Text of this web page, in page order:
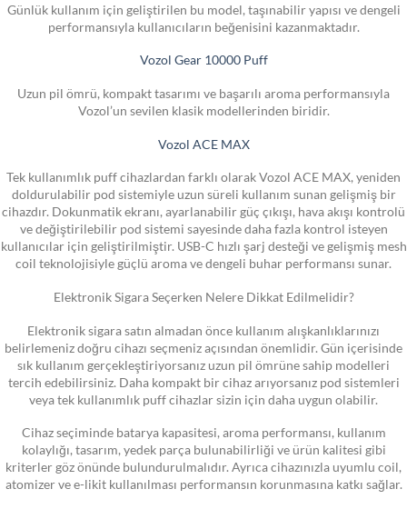
Günlük kullanım için geliştirilen bu model, taşınabilir yapısı ve dengeli
performansıyla kullanıcıların beğenisini kazanmaktadır.
Vozol Gear 10000 Puff
Uzun pil ömrü, kompakt tasarımı ve başarılı aroma performansıyla
Vozol’un sevilen klasik modellerinden biridir.
Vozol ACE MAX
Tek kullanımlık puff cihazlardan farklı olarak Vozol ACE MAX, yeniden
doldurulabilir pod sistemiyle uzun süreli kullanım sunan gelişmiş bir
cihazdır. Dokunmatik ekranı, ayarlanabilir güç çıkışı, hava akışı kontrolü
ve değiştirilebilir pod sistemi sayesinde daha fazla kontrol isteyen
kullanıcılar için geliştirilmiştir. USB-C hızlı şarj desteği ve gelişmiş mesh
coil teknolojisiyle güçlü aroma ve dengeli buhar performansı sunar.
Elektronik Sigara Seçerken Nelere Dikkat Edilmelidir?
Elektronik sigara satın almadan önce kullanım alışkanlıklarınızı
belirlemeniz doğru cihazı seçmeniz açısından önemlidir. Gün içerisinde
sık kullanım gerçekleştiriyorsanız uzun pil ömrüne sahip modelleri
tercih edebilirsiniz. Daha kompakt bir cihaz arıyorsanız pod sistemleri
veya tek kullanımlık puff cihazlar sizin için daha uygun olabilir.
Cihaz seçiminde batarya kapasitesi, aroma performansı, kullanım
kolaylığı, tasarım, yedek parça bulunabilirliği ve ürün kalitesi gibi
kriterler göz önünde bulundurulmalıdır. Ayrıca cihazınızla uyumlu coil,
atomizer ve e-likit kullanılması performansın korunmasına katkı sağlar.